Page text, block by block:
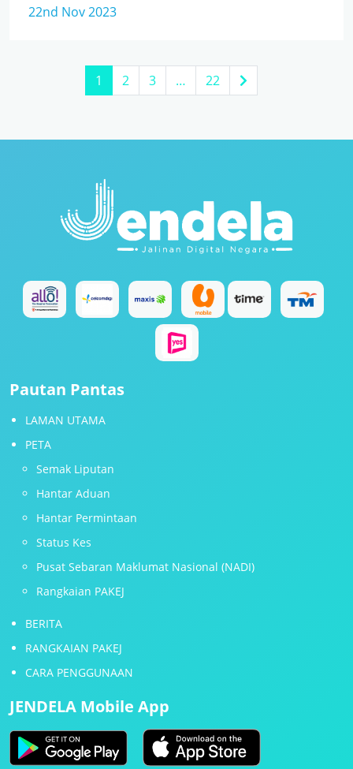
22nd Nov 2023
1 2 3 … 22
Pautan Pantas
LAMAN UTAMA
PETA
Semak Liputan
Hantar Aduan
Hantar Permintaan
Status Kes
Pusat Sebaran Maklumat Nasional (NADI)
Rangkaian PAKEJ
BERITA
RANGKAIAN PAKEJ
CARA PENGGUNAAN
JENDELA Mobile App